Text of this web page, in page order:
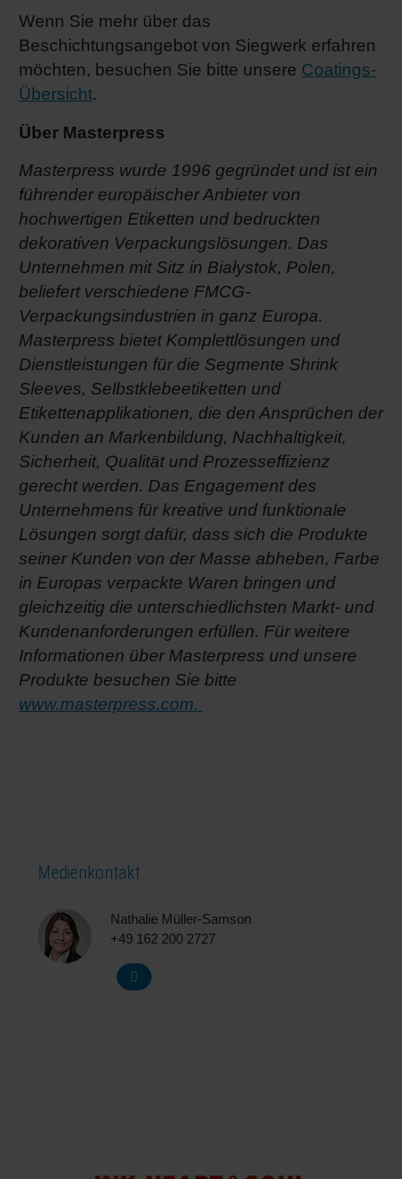
Wenn Sie mehr über das
Beschichtungsangebot von Siegwerk erfahren
möchten, besuchen Sie bitte unsere Coatings-
Übersicht.
Über Masterpress
Masterpress wurde 1996 gegründet und ist ein
führender europäischer Anbieter von
hochwertigen Etiketten und bedruckten
dekorativen Verpackungslösungen. Das
Unternehmen mit Sitz in Białystok, Polen,
beliefert verschiedene FMCG-
Verpackungsindustrien in ganz Europa.
Masterpress bietet Komplettlösungen und
Dienstleistungen für die Segmente Shrink
Sleeves, Selbstklebeetiketten und
Etikettenapplikationen, die den Ansprüchen der
Kunden an Markenbildung, Nachhaltigkeit,
Sicherheit, Qualität und Prozesseffizienz
gerecht werden. Das Engagement des
Unternehmens für kreative und funktionale
Lösungen sorgt dafür, dass sich die Produkte
seiner Kunden von der Masse abheben, Farbe
in Europas verpackte Waren bringen und
gleichzeitig die unterschiedlichsten Markt- und
Kundenanforderungen erfüllen. Für weitere
Informationen über Masterpress und unsere
Produkte besuchen Sie bitte
www.masterpress.com.
Medienkontakt
Nathalie Müller-Samson
+49 162 200 2727